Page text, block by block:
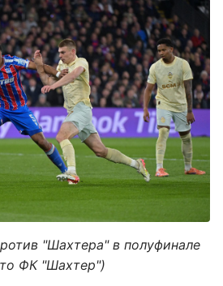
"Шахтера" в полуфинале
ФК "Шахтер")